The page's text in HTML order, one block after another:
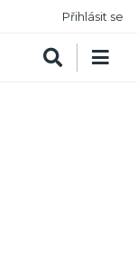
Přihlásit se